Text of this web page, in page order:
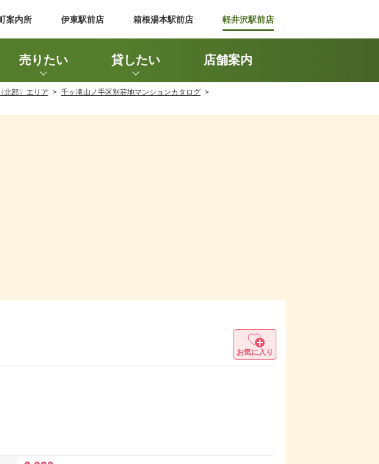
案内所 伊東駅前店 箱根湯本駅前店 軽井沢駅前店
売りたい 貸したい 店舗案内
北部）エリア
千ヶ滝山ノ手区別荘地マンションカタログ
お気に入り